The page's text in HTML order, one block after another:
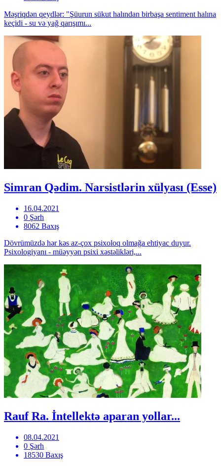
Məşriqdən qeydlər: "Şüurun sükut halından birbaşa sentiment halına
keçidi - su və yağ qarışımı...
Simran Qədim. Narsistlərin xülyası (Esse)
16.04.2021
0 Şərh
8062 Baxış
Dövrümüzdə hər kəs az-çox psixoloq olmağa ehtiyac duyur.
Psixologiyanı - müəyyən psixi xəstəlikləri,...
Rauf Ra. İntellektə aparan yollar...
08.04.2021
0 Şərh
18530 Baxış